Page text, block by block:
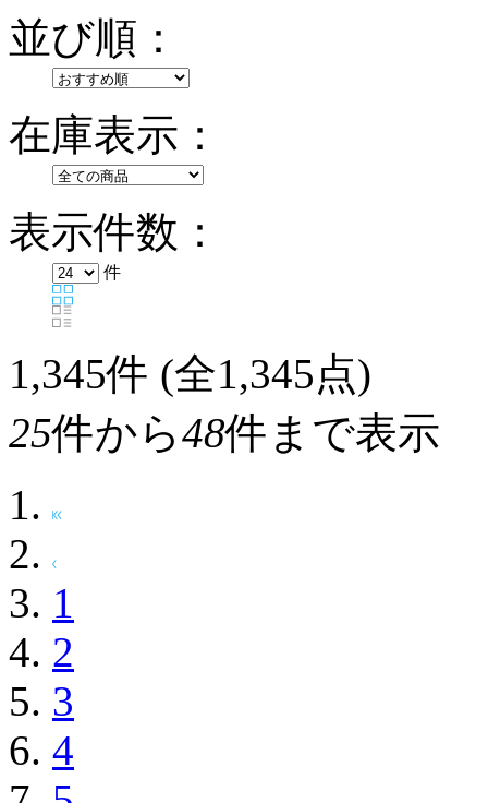
並び順：
在庫表示：
表示件数：
件
1,345件 (全1,345点)
25件から48件まで表示
1
2
3
4